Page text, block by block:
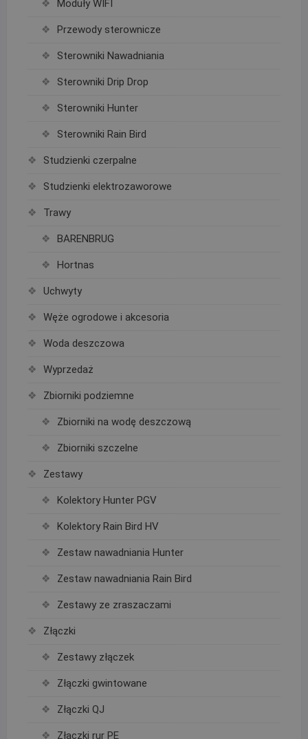
Moduły WIFI
Przewody sterownicze
Sterowniki Nawadniania
Sterowniki Drip Drop
Sterowniki Hunter
Sterowniki Rain Bird
Studzienki czerpalne
Studzienki elektrozaworowe
Trawy
BARENBRUG
Hortnas
Uchwyty
Węże ogrodowe i akcesoria
Woda deszczowa
Wyprzedaż
Zbiorniki podziemne
Zbiorniki na wodę deszczową
Zbiorniki szczelne
Zestawy
Kolektory Hunter PGV
Kolektory Rain Bird HV
Zestaw nawadniania Hunter
Zestaw nawadniania Rain Bird
Zestawy ze zraszaczami
Złączki
Zestawy złączek
Złączki gwintowane
Złączki QJ
Złączki rur PE